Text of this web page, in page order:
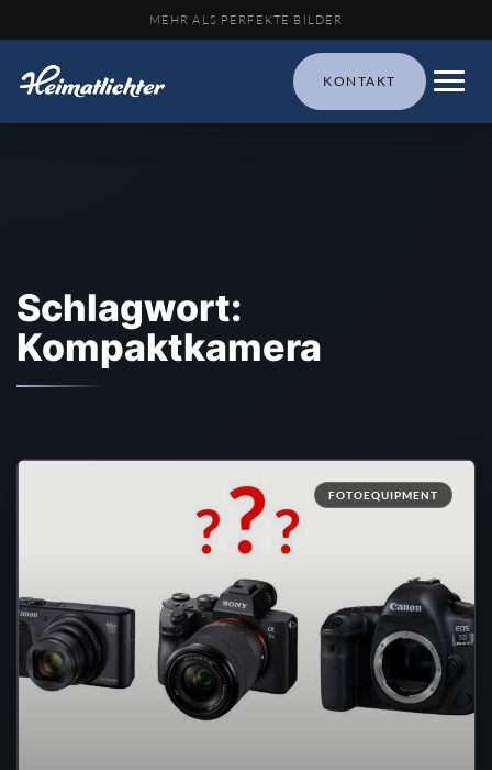
MEHR ALS PERFEKTE BILDER
KONTAKT
Schlagwort:
Kompaktkamera
FOTOEQUIPMENT